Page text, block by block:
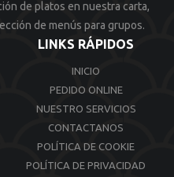
de platos en nuestra carta,
de menús para grupos.
LINKS RÁPIDOS
INICIO
PEDIDO ONLINE
NUESTRO SERVICIOS
CONTACTANOS
POLÍTICA DE COOKIE
POLÍTICA DE PRIVACIDAD